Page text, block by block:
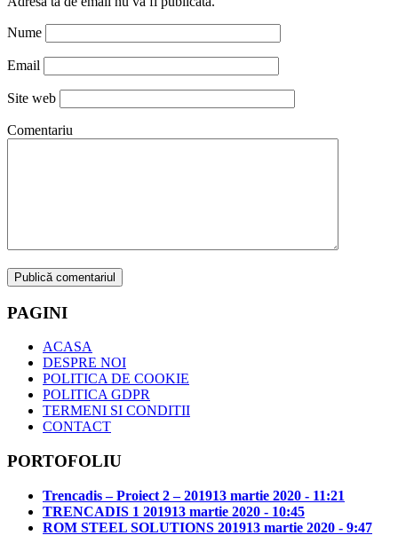
Nume
Email
Site web
Comentariu
PAGINI
ACASA
DESPRE NOI
POLITICA DE COOKIE
POLITICA GDPR
TERMENI SI CONDITII
CONTACT
PORTOFOLIU
Trencadis – Proiect 2 – 201913 martie 2020 - 11:21
TRENCADIS 1 201913 martie 2020 - 10:45
ROM STEEL SOLUTIONS 201913 martie 2020 - 9:47